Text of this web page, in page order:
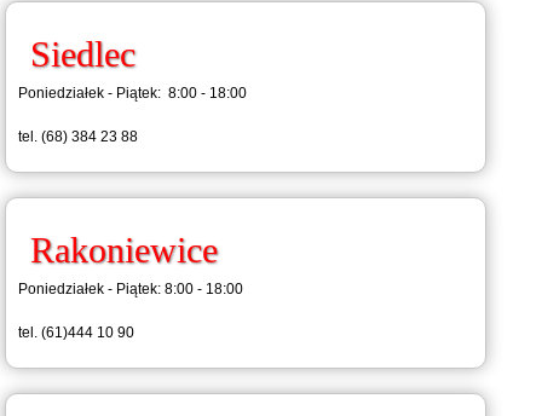
Siedlec
Poniedziałek - Piątek: 8:00 - 18:00
tel. (68) 384 23 88
Rakoniewice
Poniedziałek - Piątek: 8:00 - 18:00
tel. (61)444 10 90